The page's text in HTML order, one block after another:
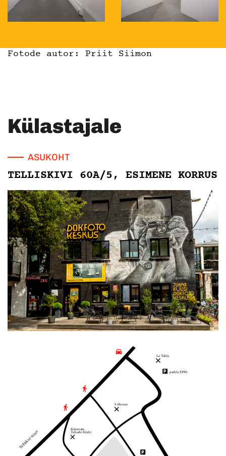
Fotode autor: Priit Siimon
Külastajale
ASUKOHT
TELLISKIVI 60A/5, ESIMENE KORRUS